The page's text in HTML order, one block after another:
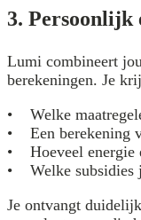
3. Persoonlijk
Lumi combineert
berekeningen. Je
• Welke
• Een berekening
• Hoeveel energie
• Welke subsidies
Je ontvangt